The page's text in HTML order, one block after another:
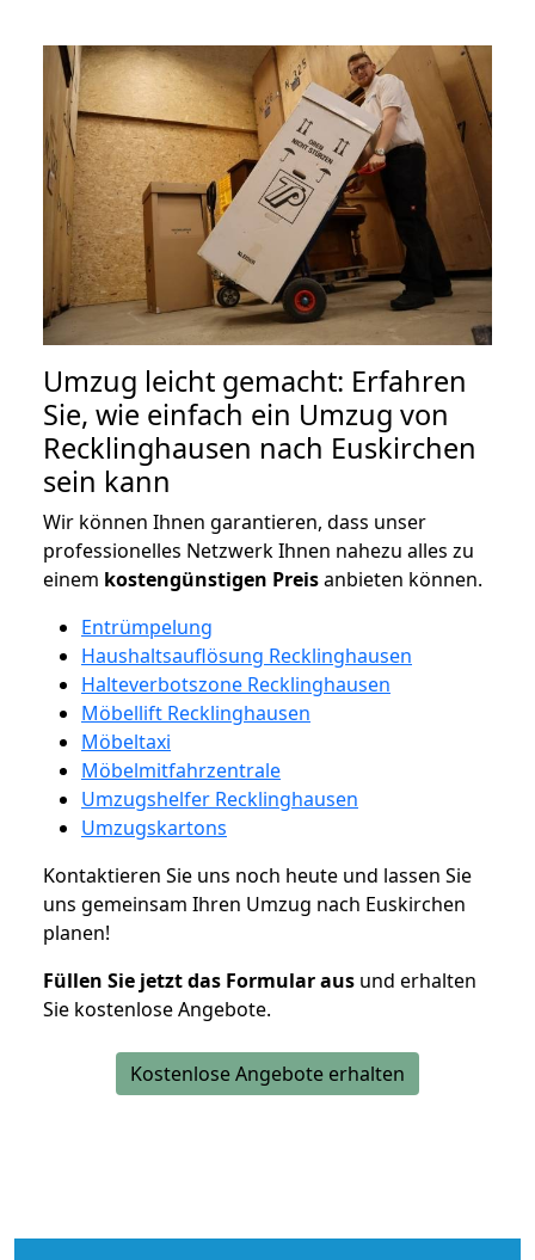
Umzug leicht gemacht: Erfahren
Sie, wie einfach ein Umzug von
Recklinghausen nach Euskirchen
sein kann
Wir können Ihnen garantieren, dass unser
professionelles Netzwerk Ihnen nahezu alles zu
einem kostengünstigen Preisanbieten können.
Entrümpelung
Haushaltsauflösung Recklinghausen
Halteverbotszone Recklinghausen
Möbellift Recklinghausen
Möbeltaxi
Möbelmitfahrzentrale
Umzugshelfer Recklinghausen
Umzugskartons
Kontaktieren Sie uns noch heute und lassen Sie
uns gemeinsam Ihren Umzug nach Euskirchen
planen!
Füllen Sie jetzt das Formular aus und erhalten
Sie kostenlose Angebote.
Kostenlose Angebote erhalten